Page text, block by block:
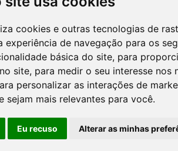
cookies e outras tecnologias de
experiência de navegação para os
básica do site, para
site, para medir o seu interesse nos
personalizar as interações de
sejam mais relevantes para você.
Eu recuso Alterar as minhas